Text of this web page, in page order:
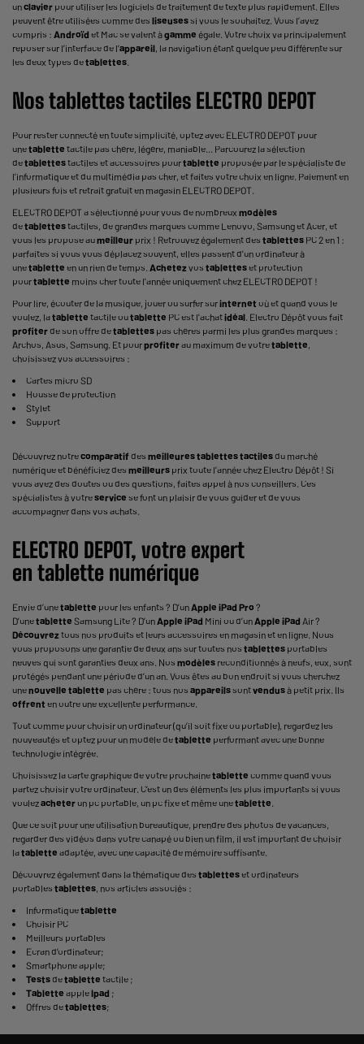
unclavier pour utiliser les logiciels de traitement de texte plus rapidement. Elles
peuvent être utilisées comme des liseusessi vous le souhaitez. Vous l’avez
compris : Androïd et Mac se valent àgamme égale. Votre choix va principalement
reposer sur l’interface de l’appareil, la navigation étant quelque peu différente sur
les deux types detablettes.
Nostablettestactiles ELECTRO DEPOT
Pour rester connecté en toute simplicité, optez avec ELECTRO DEPOT pour
unetablette tactile pas chère, légère, maniable... Parcourez la sélection
detablettestactiles et accessoires pourtablette proposée par le spécialiste de
l'informatique et du multimédia pas cher, et faites votre choix en ligne. Paiement en
plusieurs fois et retrait gratuit en magasin ELECTRO DEPOT.
ELECTRO DEPOT a sélectionné pour vous de nombreux modèles
detablettestactiles, de grandes marques comme Lenovo, Samsung et Acer, et
vous les propose aumeilleur prix ! Retrouvez également des tablettes PC 2 en 1 :
parfaites si vous vous déplacez souvent, elles passent d'un ordinateur à
unetablette en un rien de temps. Achetez vos tabletteset protection
pourtablette moins cher toute l'année uniquement chez ELECTRO DEPOT !
Pour lire, écouter de la musique, jouer ou surfer surinternet où et quand vous le
voulez, latablette tactile outablette PC est l'achatidéal. Electro Dépôt vous fait
profiterde son offre detablettes pas chères parmi les plus grandes marques :
Archos, Asus, Samsung. Et pourprofiterau maximum de votretablette,
choisissez vos accessoires :
Cartes micro SD
Housse de protection
Stylet
Support
Découvrez notrecomparatifdes meilleures tablettes tactilesdu marché
numérique et bénéficiez des meilleurs prix toute l’année chez Electro Dépôt ! Si
vous avez des doutes ou des questions, faites appel à nos conseillers. Ces
spécialistes à votreservice se font un plaisir de vous guider et de vous
accompagner dans vos achats.
ELECTRO DEPOT, votre expert
en tablette numérique
Envie d’unetablette pour les enfants ? D’unApple iPad Pro ?
D’unetablette Samsung Lite ? D’unApple iPad Mini ou d’unApple iPad Air ?
Découvrez tous nos produits et leurs accessoires en magasin et en ligne. Nous
vous proposons une garantie de deux ans sur toutes nos tablettes portables
neuves qui sont garanties deux ans. Nos modèles reconditionnés à neufs, eux, sont
protégés pendant une période d’un an. Vous êtes au bon endroit si vous cherchez
unenouvelle tablette pas chère : tous nos appareilssontvendusà petit prix. Ils
offrent en outre une excellente performance.
Tout comme pour choisir un ordinateur (qu’il soit fixe ou portable), regardez les
nouveautés et optez pour un modèle detablette performant avec une bonne
technologie intégrée.
Choisissez la carte graphique de votre prochainetablette comme quand vous
partez choisir votre ordinateur. C’est un des éléments les plus importants si vous
voulezacheter un pc portable, un pc fixe et même unetablette.
Que ce soit pour une utilisation bureautique, prendre des photos de vacances,
regarder des vidéos dans votre canapé ou bien un film, il est important de choisir
latablette adaptée, avec une capacité de mémoire suffisante.
Découvrez également dans la thématique des tabletteset ordinateurs
portables tablettes, nos articles associés :
Informatiquetablette
Choisir PC
Meilleurs portables
Ecran d’ordinateur;
Smartphone apple;
Testsdetablette tactile ;
Tablette appleIpad ;
Offres detablettes;